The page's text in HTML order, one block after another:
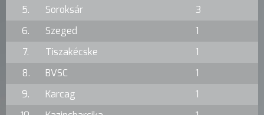
5.
Soroksár
3
6.
Szeged
1
7.
Tiszakécske
1
8.
BVSC
1
9.
Karcag
1